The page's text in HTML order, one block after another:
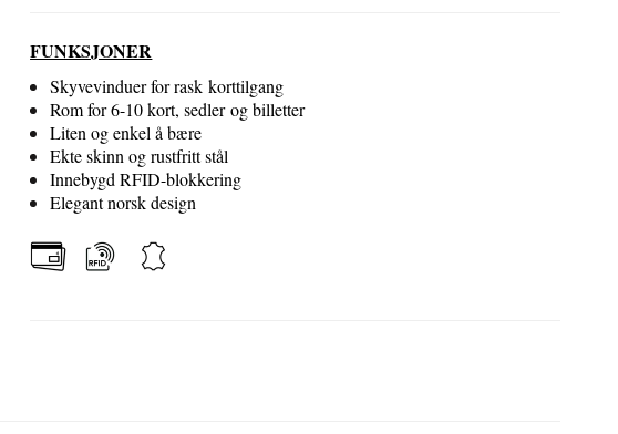
FUNKSJONER
Skyvevinduer for rask korttilgang
Rom for 6-10 kort, sedler og billetter
Liten og enkel å bære
Ekte skinn og rustfritt stål
Innebygd RFID-blokkering
Elegant norsk design